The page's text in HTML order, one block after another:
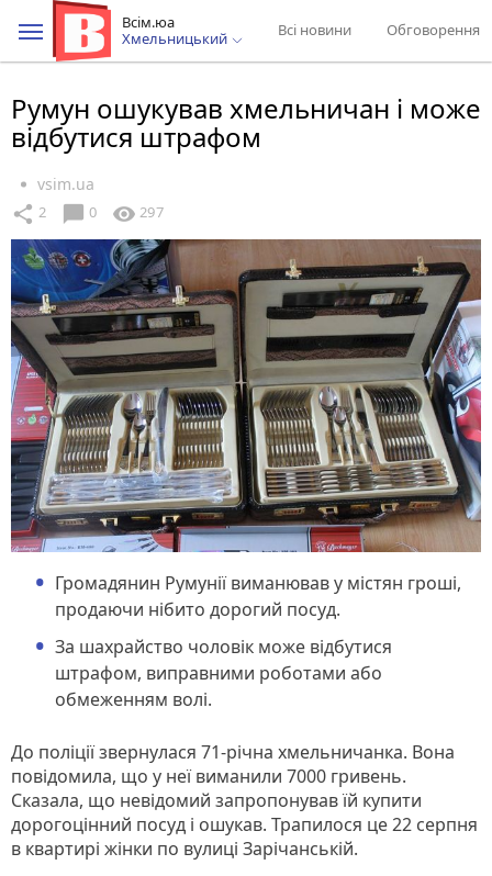
Всім.юа
Хмельницький
Всі новини Обговорення
Румун ошукував хмельничан і може
відбутися штрафом
vsim.ua
share 2 chat_bubble 0 visibility 297
Громадянин Румунії виманював у містян гроші,
продаючи нібито дорогий посуд.
За шахрайство чоловік може відбутися
штрафом, виправними роботами або
обмеженням волі.
До поліції звернулася 71-річна хмельничанка. Вона
повідомила, що у неї виманили 7000 гривень.
Сказала, що невідомий запропонував їй купити
дорогоцінний посуд і ошукав. Трапилося це 22 серпня
в квартирі жінки по вулиці Зарічанській.